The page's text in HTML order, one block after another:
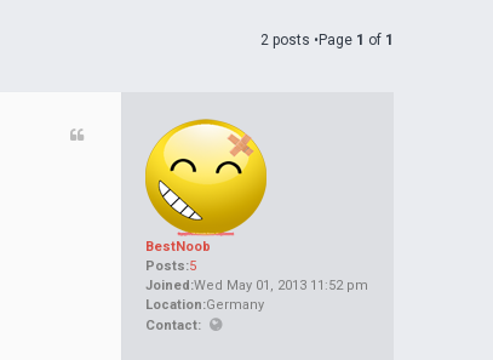
2 posts •Page 1 of 1
BestNoob
Posts:5
Joined:Wed May 01, 2013 11:52 pm
Location:Germany
Contact: